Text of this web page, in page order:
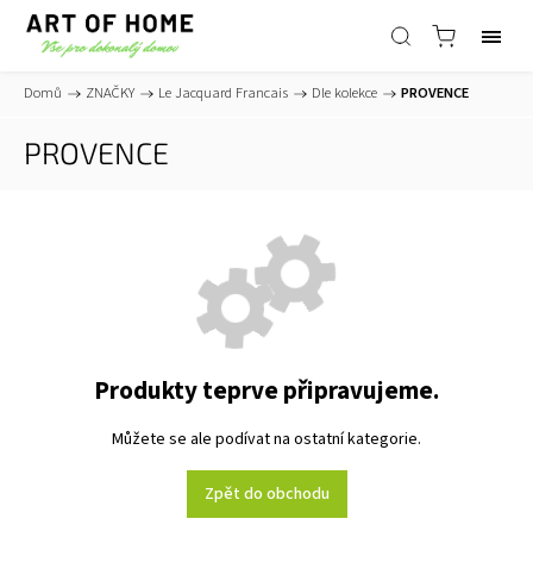
Domů / ZNAČKY / Le Jacquard Francais / Dle kolekce / PROVENCE
PROVENCE
Produkty teprve připravujeme.
Můžete se ale podívat na ostatní kategorie.
Zpět do obchodu